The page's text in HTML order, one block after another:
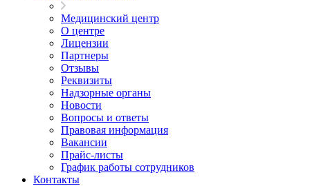
Медицинский центр
О центре
Лицензии
Партнеры
Отзывы
Реквизиты
Надзорные органы
Новости
Вопросы и ответы
Правовая информация
Вакансии
Прайс-листы
График работы сотрудников
Контакты